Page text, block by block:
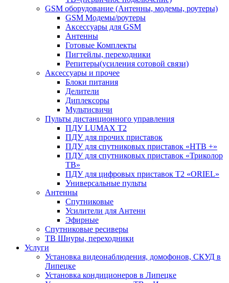
GSM оборудование (Антенны, модемы, роутеры)
GSM Модемы/роутеры
Аксессуары для GSM
Антенны
Готовые Комплекты
Пигтейлы, переходники
Репитеры(усиления сотовой связи)
Аксессуары и прочее
Блоки питания
Делители
Диплексоры
Мультисвичи
Пульты дистанционного управления
ПДУ LUMAX Т2
ПДУ для прочих приставок
ПДУ для спутниковых приставок «НТВ +»
ПДУ для спутниковых приставок «Триколор
ТВ»
ПДУ для цифровых приставок Т2 «ORIEL»
Универсальные пульты
Антенны
Спутниковые
Усилители для Антенн
Эфирные
Спутниковые ресиверы
ТВ Шнуры, переходники
Услуги
Установка видеонаблюдения, домофонов, СКУД в
Липецке
Установка кондиционеров в Липецке